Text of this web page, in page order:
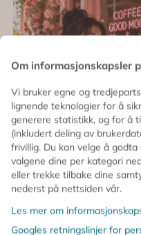
Om informasjonskapsler
Vi bruker egne og
lignende teknologier for å
generere statistikk, og for å
(inkludert deling av
frivillig. Du kan velge å
valgene dine per kategori
eller trekke tilbake dine
nederst på nettsiden vår.
Les mer om
Googles retningslinjer for